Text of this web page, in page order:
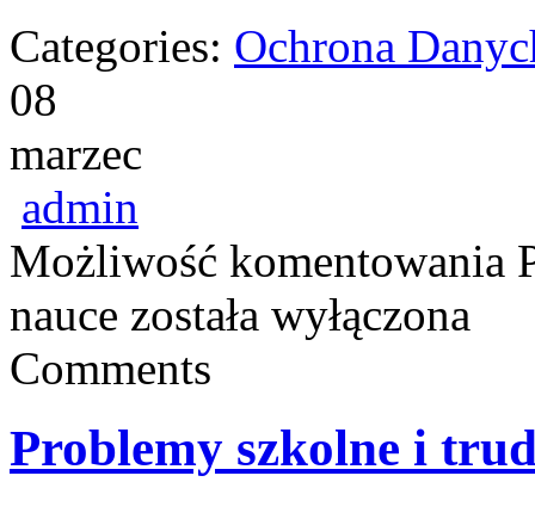
Categories: Ochrona
08
marzec
admin
Możliwość komentowania
nauce została wyłączona
Comments
Problemy szkolne i